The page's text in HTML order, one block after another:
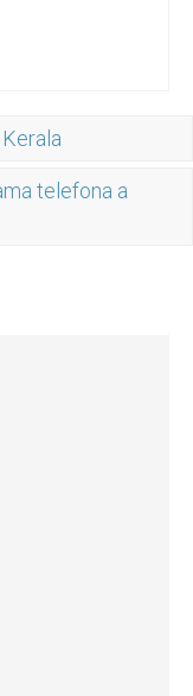
telefona a